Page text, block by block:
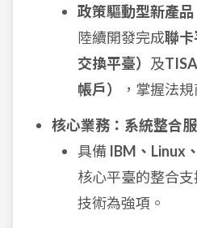
政策驅動型新產品
陸續開發完成聯
交換平臺） 及
帳戶）
，掌握法規
核心業務：系統整合
具備 IBM、Linux
核心平臺的整合
技術為強項。